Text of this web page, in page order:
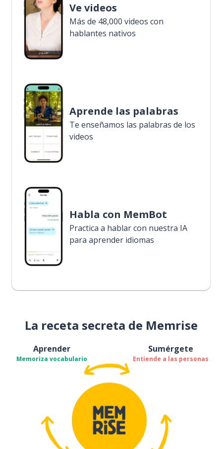
Ve videos
Más de 48,000 videos con
hablantes nativos
Aprende las palabras
Te enseñamos las palabras de los
videos
Habla con MemBot
Practica a hablar con nuestra IA
para aprender idiomas
La receta secreta de Memrise
Aprender
Memoriza vocabulario
Sumérgete
Entiende a las personas